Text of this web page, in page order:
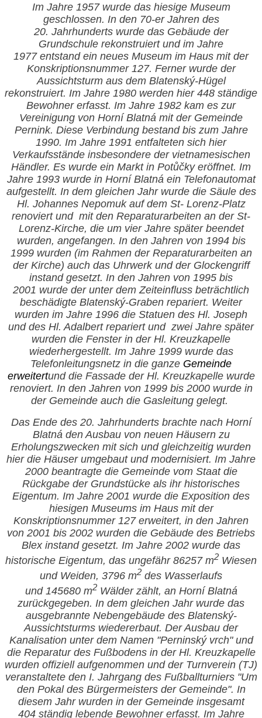
Im Jahre1957 wurde das hiesige Museum
geschlossen. In den 70-er Jahren des
20. Jahrhunderts wurde das Gebäude der
Grundschule rekonstruiert und im Jahre
1977 entstand ein neues Museum im Haus mit der
Konskriptionsnummer 127. Ferner wurde der
Aussichtsturm aus dem Blatenský-Hügel
rekonstruiert. Im Jahre 1980 werden hier 448 ständige
Bewohner erfasst. Im Jahre 1982 kam es zur
Vereinigung von Horní Blatná mit der Gemeinde
Pernink. Diese Verbindung bestand bis zum Jahre
1990. Im Jahre 1991 entfalteten sich hier
Verkaufsstände insbesondere der vietnamesischen
Händler. Es wurde ein Markt in Potůčky eröffnet. Im
Jahre 1993 wurde in Horní Blatná ein Telefonautomat
aufgestellt. In dem gleichen Jahr wurde die Säule des
Hl. Johannes Nepomuk auf dem St- Lorenz-Platz
renoviert und mit den Reparaturarbeiten an der St-
Lorenz-Kirche, die um vier Jahre später beendet
wurden, angefangen. In den Jahren von 1994 bis
1999 wurden (im Rahmen der Reparaturarbeiten an
der Kirche) auch das Uhrwerk und der Glockengriff
instand gesetzt. In den Jahren von 1995 bis
2001 wurde der unter dem Zeiteinfluss beträchtlich
beschädigte Blatenský-Graben repariert. Weiter
wurden im Jahre 1996 die Statuen des Hl. Joseph
und des Hl. Adalbert repariert und zwei Jahre später
wurden die Fenster in der Hl. Kreuzkapelle
wiederhergestellt. Im Jahre 1999 wurde das
Telefonleitungsnetz in die ganze Gemeinde
erweitertund die Fassade der Hl. Kreuzkapelle wurde
renoviert. In den Jahren von 1999 bis 2000 wurde in
der Gemeinde auch die Gasleitung gelegt.
Das Ende des 20. Jahrhunderts brachte nach Horní
Blatná den Ausbau von neuen Häusern zu
Erholungszwecken mit sich und gleichzeitig wurden
hier die Häuser umgebaut und modernisiert. Im Jahre
2000 beantragte die Gemeinde vom Staat die
Rückgabe der Grundstücke als ihr historisches
Eigentum. Im Jahre 2001 wurde die Exposition des
hiesigen Museums im Haus mit der
Konskriptionsnummer 127 erweitert, in den Jahren
von 2001 bis 2002 wurden die Gebäude des Betriebs
Blex instand gesetzt. Im Jahre 2002 wurde das
historische Eigentum, das ungefähr 86257 m2 Wiesen
und Weiden, 3796 m2 des Wasserlaufs
und 145680 m2Wälder zählt, an Horní Blatná
zurückgegeben. In dem gleichen Jahr wurde das
ausgebrannte Nebengebäude des Blatenský-
Aussichtsturms wiedererbaut. Der Ausbau der
Kanalisation unter dem Namen "Perninský vrch" und
die Reparatur des Fußbodens in der Hl. Kreuzkapelle
wurden offiziell aufgenommen und der Turnverein (TJ)
veranstaltete den I. Jahrgang des Fußballturniers "Um
den Pokal des Bürgermeisters der Gemeinde". In
diesem Jahr wurden in der Gemeinde insgesamt
404 ständig lebende Bewohner erfasst. Im Jahre